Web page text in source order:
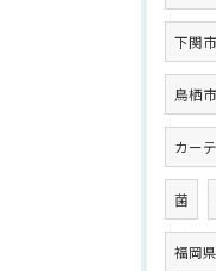
下関市
鳥栖市
カー
菌
福岡県